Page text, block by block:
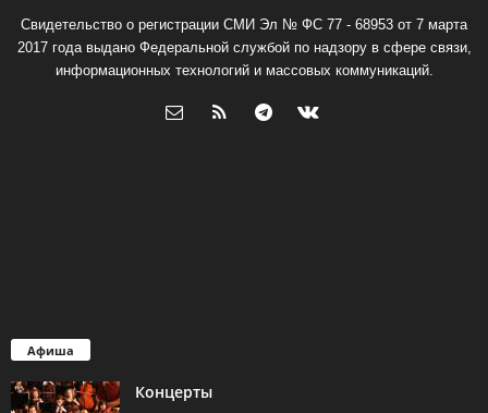
Свидетельство о регистрации СМИ Эл № ФС 77 - 68953 от 7 марта
2017 года выдано Федеральной службой по надзору в сфере связи,
информационных технологий и массовых коммуникаций.
Афиша
Концерты